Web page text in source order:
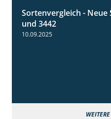
Sortenvergleich - Neue
und 3442
10.09.2025